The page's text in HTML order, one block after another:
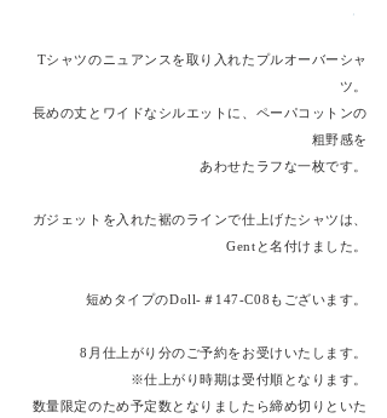
,
Tシャツのニュアンスを取り入れたプルオーバーシャ
ツ。
長めの丈とワイドなシルエットに、ペーパコットンの
粗野感を
あわせたラフな一枚です。
ガジェットを入れた裾のラインで​仕上げたシャツは、
Gentと名付けました。
短めタイプのDoll-＃147-C08もございます。
8月仕上がり分のご予約をお受けいたします。
※仕上がり時期は受付順となります。
数量限定のため予定数となりましたら締め切りといた